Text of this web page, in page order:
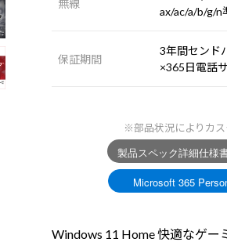
無線
ax/ac/a/b/g/n
保証期間
3年間センド
×365日電話
※部品状況によりカ
Windows 11 Home 快適なゲー